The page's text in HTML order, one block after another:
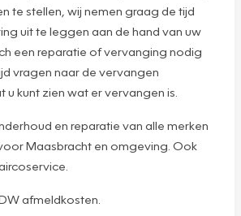
te stellen, wij nemen graag de tijd
uit te leggen aan de hand van uw
een reparatie of vervanging nodig
vragen naar de vervangen
kunt zien wat er vervangen is.
en reparatie van alle merken
Maasbracht en omgeving. Ook
afmeldkosten.